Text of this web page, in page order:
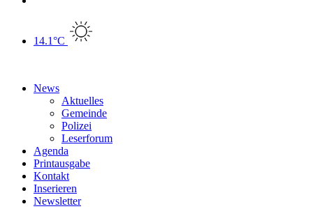
14.1°C
News
Aktuelles
Gemeinde
Polizei
Leserforum
Agenda
Printausgabe
Kontakt
Inserieren
Newsletter